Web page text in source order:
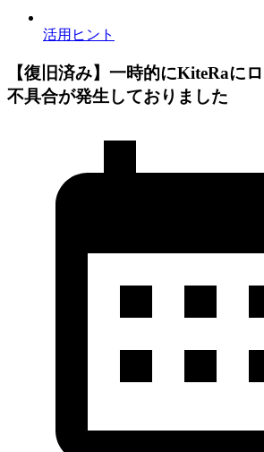
活用ヒント
【復旧済み】一時的にKiteRaに
不具合が発生しておりました